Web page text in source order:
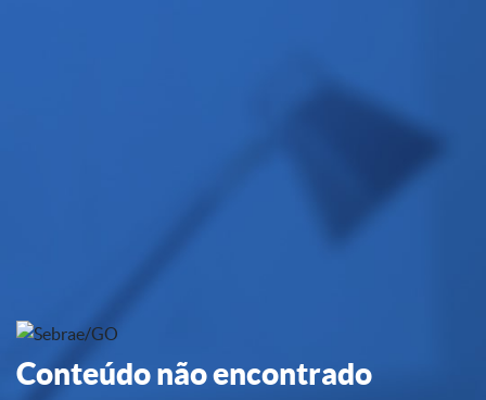
Conteúdo não encontrado